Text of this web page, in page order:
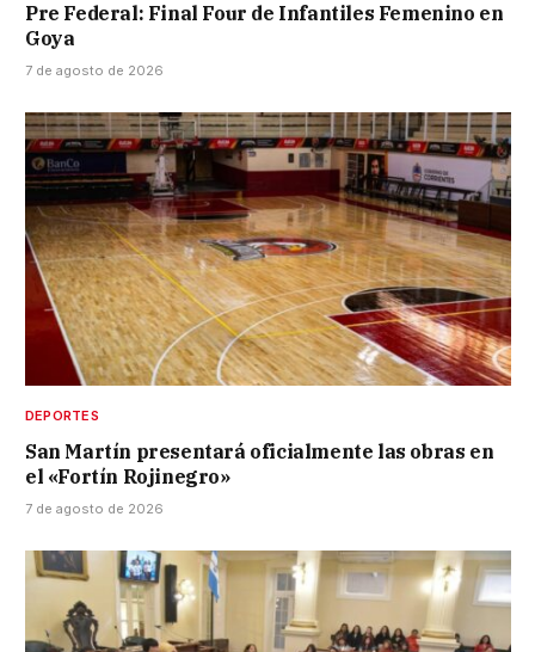
Pre Federal: Final Four de Infantiles Femenino en
Goya
7 de agosto de 2026
DEPORTES
San Martín presentará oficialmente las obras en
el «Fortín Rojinegro»
7 de agosto de 2026